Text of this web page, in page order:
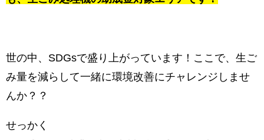
世の中、SDGsで盛り上がっています！ここで、生ご
み量を減らして一緒に環境改善にチャレンジしませ
んか？？
せっかく